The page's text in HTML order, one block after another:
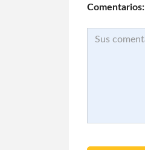
Comentarios: